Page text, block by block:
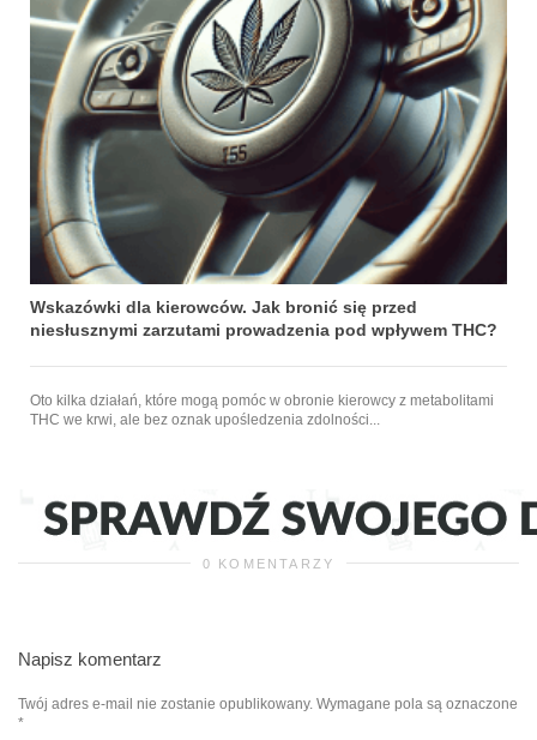
Wskazówki dla kierowców. Jak bronić się przed
niesłusznymi zarzutami prowadzenia pod wpływem THC?
Oto kilka działań, które mogą pomóc w obronie kierowcy z metabolitami
THC we krwi, ale bez oznak upośledzenia zdolności...
0 KOMENTARZY
Napisz komentarz
Twój adres e-mail nie zostanie opublikowany. Wymagane pola są oznaczone
*